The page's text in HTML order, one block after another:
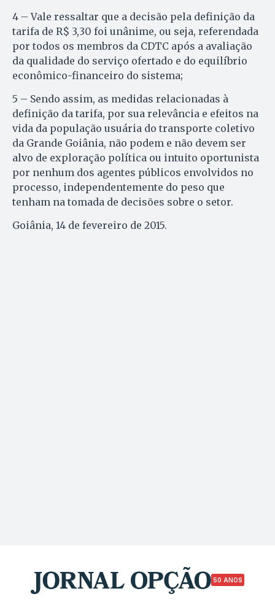
4 – Vale ressaltar que a decisão pela definição da
tarifa de R$ 3,30 foi unânime, ou seja, referendada
por todos os membros da CDTC após a avaliação
da qualidade do serviço ofertado e do equilíbrio
econômico-financeiro do sistema;
5 – Sendo assim, as medidas relacionadas à
definição da tarifa, por sua relevância e efeitos na
vida da população usuária do transporte coletivo
da Grande Goiânia, não podem e não devem ser
alvo de exploração política ou intuito oportunista
por nenhum dos agentes públicos envolvidos no
processo, independentemente do peso que
tenham na tomada de decisões sobre o setor.
Goiânia, 14 de fevereiro de 2015.
50 ANOS